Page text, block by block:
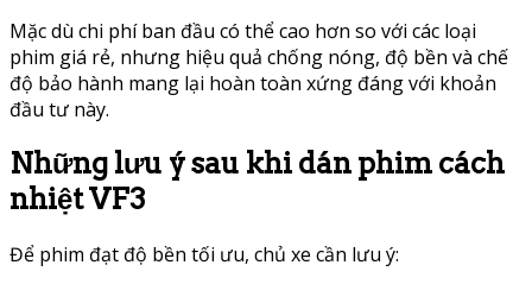
Mặc dù chi phí ban đầu có thể cao hơn so với các loại
phim giá rẻ, nhưng hiệu quả chống nóng, độ bền và chế
độ bảo hành mang lại hoàn toàn xứng đáng với khoản
đầu tư này.
Những lưu ý sau khi dán phim cách
nhiệt VF3
Để phim đạt độ bền tối ưu, chủ xe cần lưu ý: